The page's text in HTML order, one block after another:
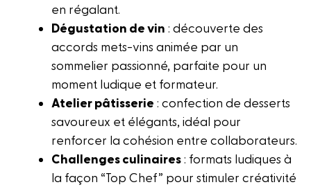
en régalant.
Dégustation de vin : découverte des
accords mets-vins animée par un
sommelier passionné, parfaite pour un
moment ludique et formateur.
Atelier pâtisserie : confection de desserts
savoureux et élégants, idéal pour
renforcer la cohésion entre collaborateurs.
Challenges culinaires: formats ludiques à
la façon “Top Chef” pour stimuler créativité